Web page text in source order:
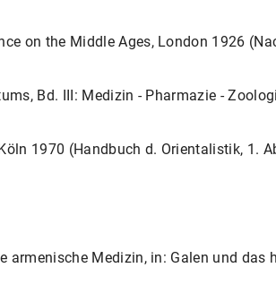
on the Middle Ages, London 1926
Bd. III: Medizin - Pharmazie -
1970 (Handbuch d. Orientalistik, 1.
Medizin, in: Galen und das